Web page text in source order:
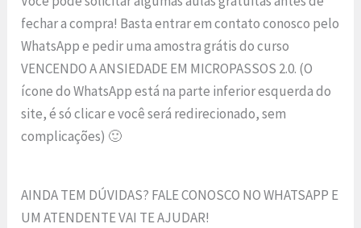
fechar a compra! Basta entrar em contato conosco pelo
WhatsApp e pedir uma amostra grátis do curso
VENCENDO A ANSIEDADE EM MICROPASSOS 2.0. (O
ícone do WhatsApp está na parte inferior esquerda do
site, é só clicar e você será redirecionado, sem
complicações) 🙂
AINDA TEM DÚVIDAS? FALE CONOSCO NO WHATSAPP E
UM ATENDENTE VAI TE AJUDAR!